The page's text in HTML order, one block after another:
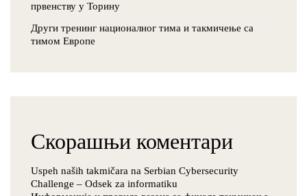
првенству у Торину
Други тренинг националног тима и такмичење са
тимом Европе
Скорашњи коментари
Uspeh naših takmičara na Serbian Cybersecurity
Challenge – Odsek za informatiku